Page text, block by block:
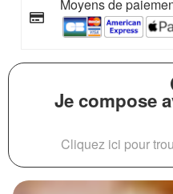
Moyens de
Je compose
Cliquez ici pour